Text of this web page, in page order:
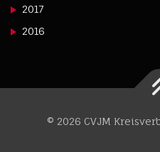
2017
2016
© 2026 CVJM